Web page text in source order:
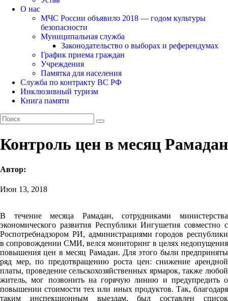
О нас
МЧС России объявило 2018 — годом культуры
безопасности
Муниципальная служба
Законодательство о выборах и референдумах
График приема граждан
Учреждения
Памятка для населения
Служба по контракту ВС РФ
Инклюзивный туризм
Книга памяти
Контроль цен в месяц Рамадан
Автор:
Июн 13, 2018
В течение месяца Рамадан, сотрудниками министерства
экономического развития Республики Ингушетия совместно с
Роспотребнадзором РИ, администрациями городов республики
в сопровождении СМИ, велся мониторинг в целях недопущения
повышения цен в месяц Рамадан. Для этого были предприняты
ряд мер, по предотвращению роста цен: снижение арендной
платы, проведение сельскохозяйственных ярмарок, также любой
житель, мог позвонить на горячую линию и предупредить о
повышении стоимости тех или иных продуктов. Так, благодаря
таким инспекционным выездам, был составлен список